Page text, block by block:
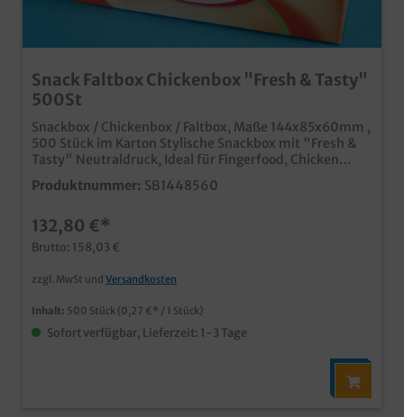
Snack Faltbox Chickenbox "Fresh & Tasty"
500St
Snackbox / Chickenbox / Faltbox, Maße 144x85x60mm ,
500 Stück im Karton Stylische Snackbox mit "Fresh &
Tasty" Neutraldruck, Ideal für Fingerfood, Chicken
Nuggets & Wings, Snacks usw., Qualität made in
Germany schon ab 25.000 Stück in Ihrem Neutralmotiv
Produktnummer: SB1448560
132,80 €*
Brutto: 158,03 €
zzgl. MwSt und Versandkosten
Inhalt: 500 Stück (0,27 €* / 1 Stück)
Sofort verfügbar, Lieferzeit: 1-3 Tage